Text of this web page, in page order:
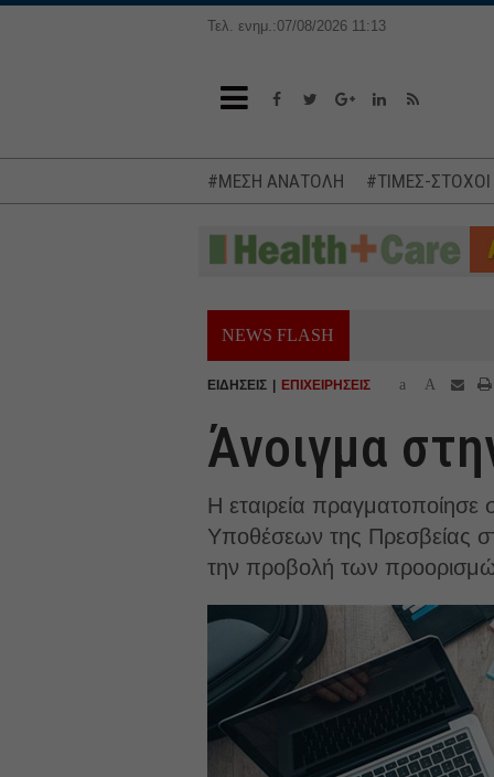
Τελ. ενημ.:07/08/2026 11:13
#ΜΕΣΗ ΑΝΑΤΟΛΗ #ΤΙΜΕΣ-
NEWS FLASH
ΕΙΔΗΣΕΙΣ ΕΠΙΧΕΙΡΗΣΕΙΣ a A
Άνοιγμα
Η εταιρεία
Υποθέσεων της Πρεσβείας
την προβολή των